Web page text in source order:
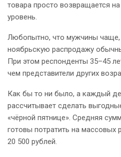
товара просто возвращается
уровень.
Любопытно, что мужчины
ноябрьскую распродажу
При этом респонденты 35–45
чем представители других
Как бы то ни было, а каждый
рассчитывает сделать
«чёрной пятнице». Средняя
готовы потратить на массовых
20 500 рублей.